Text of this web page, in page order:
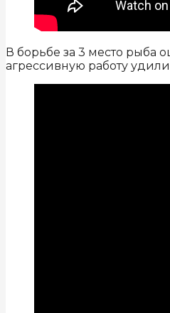
В борьбе за 3 место рыба
агрессивную работу